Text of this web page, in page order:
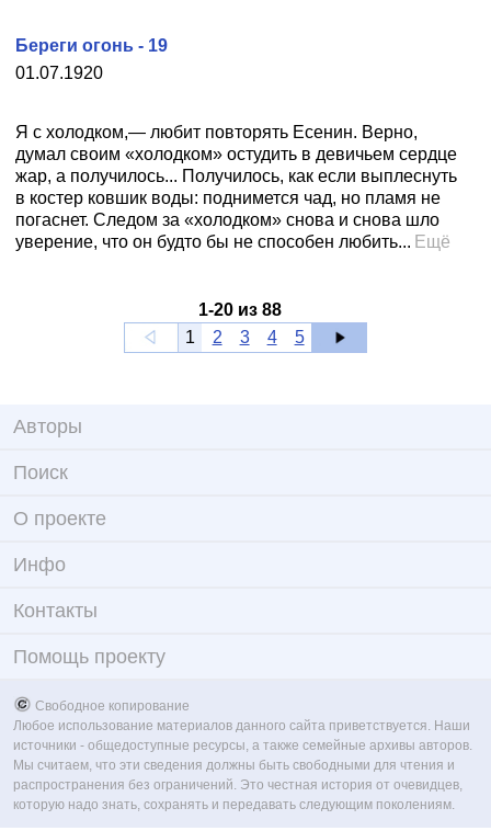
01.07.1920
Береги огонь - 19
Я с холодком,— любит повторять Есенин. Верно,
думал своим «холодком» остудить в девичьем сердце
жар, а получилось... Получилось, как если выплеснуть
в костер ковшик воды: поднимется чад, но пламя не
погаснет. Следом за «холодком» снова и снова шло
уверение, что он будто бы не способен любить... Ещё
1-20 из 88
1
2 3 4 5
Авторы
Поиск
О проекте
Инфо
Контакты
Помощь проекту
Свободное копирование
Любое использование материалов данного сайта приветствуется. Наши
источники - общедоступные ресурсы, а также семейные архивы авторов.
Мы считаем, что эти сведения должны быть свободными для чтения и
распространения без ограничений. Это честная история от очевидцев,
которую надо знать, сохранять и передавать следующим поколениям.